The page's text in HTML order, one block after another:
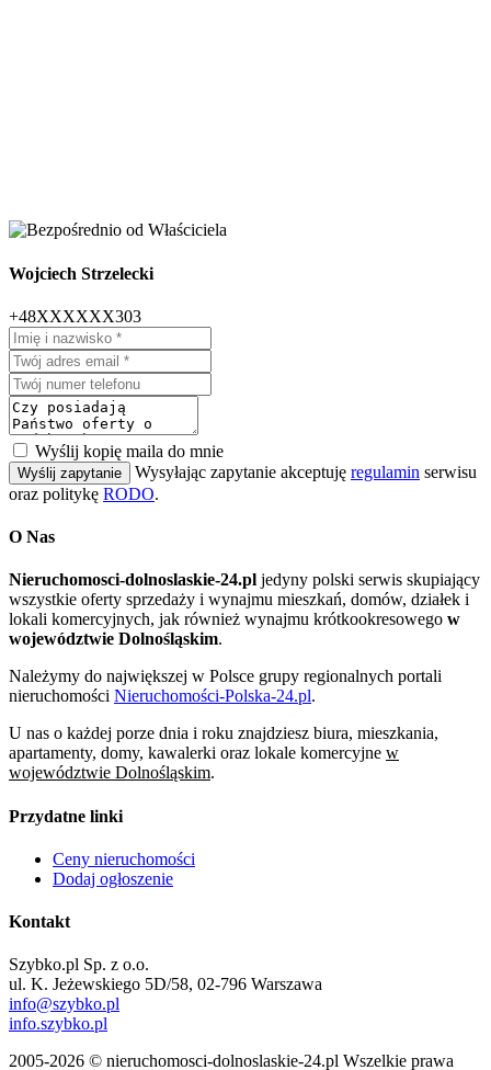
Wojciech Strzelecki
+48XXXXXX303
Wyślij kopię maila do mnie
Wyślij zapytanie Wysyłając zapytanie akceptuję regulamin serwisu
oraz politykę RODO.
O Nas
Nieruchomosci-dolnoslaskie-24.pl jedyny polski serwis skupiający
wszystkie oferty sprzedaży i wynajmu mieszkań, domów, działek i
lokali komercyjnych, jak również wynajmu krótkookresowego w
województwie Dolnośląskim.
Należymy do największej w Polsce grupy regionalnych portali
nieruchomości Nieruchomości-Polska-24.pl.
U nas o każdej porze dnia i roku znajdziesz biura, mieszkania,
apartamenty, domy, kawalerki oraz lokale komercyjne w
województwie Dolnośląskim.
Przydatne linki
Ceny nieruchomości
Dodaj ogłoszenie
Kontakt
Szybko.pl Sp. z o.o.
ul. K. Jeżewskiego 5D/58, 02-796 Warszawa
info@szybko.pl
info.szybko.pl
2005-2026 © nieruchomosci-dolnoslaskie-24.pl Wszelkie prawa